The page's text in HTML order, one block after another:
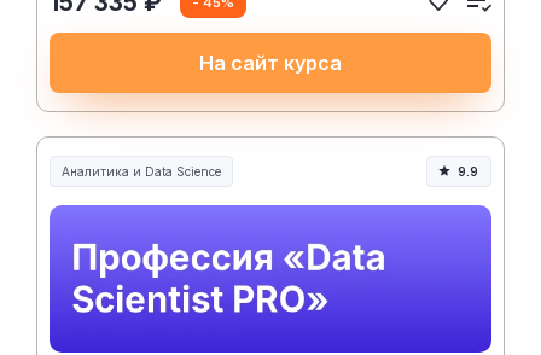
На сайт курса
Аналитика и Data Science 9.9